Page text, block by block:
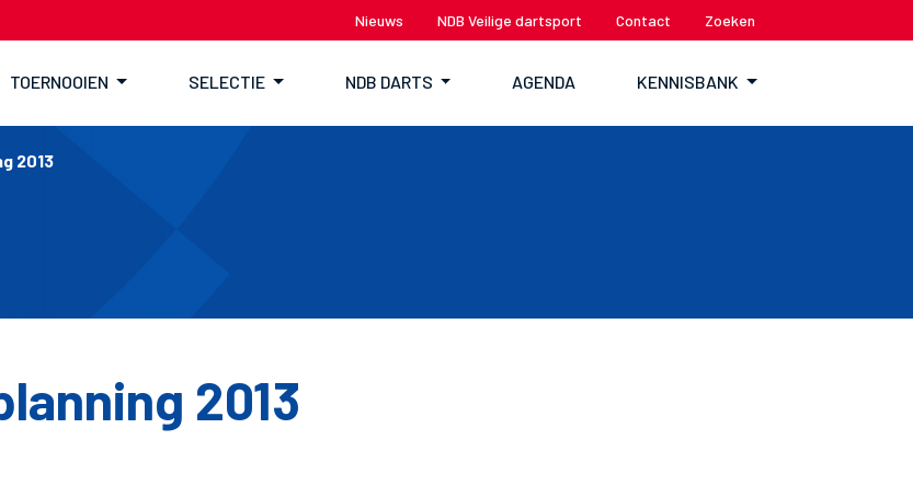
Nieuws NDB Veilige dartsport Contact Zoeken
TOERNOOIEN SELECTIE NDB DARTS AGENDA KENNISBANK
2013
2013